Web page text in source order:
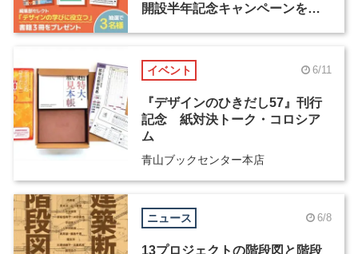
開設半年記念キャンペーンを実
イベント 6/11
『デザインのひきだし57』刊行
記念 紙対決トーク・コロシア
ム
青山ブックセンター本店
ニュース 6/8
13プロジェクトの階段図と階段